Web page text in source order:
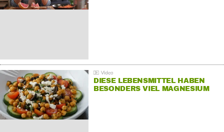
DIESE LEBENSMITTEL HABEN
BESONDERS VIEL MAGNESIUM